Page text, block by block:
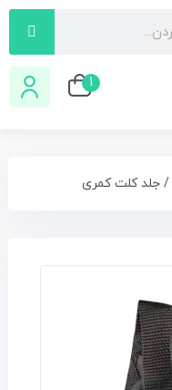
1
جلد کلت کمری